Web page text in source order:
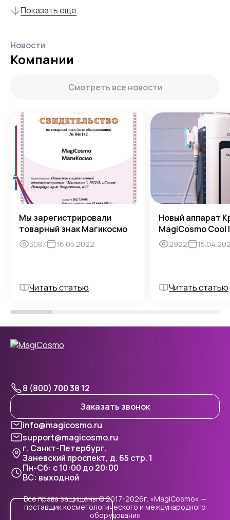
Показать еще
Новости
Компании
Смотреть все новости
Мы зарегистрировали
товарный знак Магикосмо
3087 16.05.2022
Читать статью
Новый аппарат
MagiCosmo Cool
2922
Читать статью
8 (800) 700 38 12
Заказать звонок
г. Санкт-Петербург,
Заневский проспект, д. 65 стр. 1
info@magicosmo.ru
support@magicosmo.ru
Пн-Сб: с 10:00 до 20:00
ВС: выходной
Все права защищены © 2017-2026г. «MagiCosmo» —
поставщик косметологического и международного
оборудования